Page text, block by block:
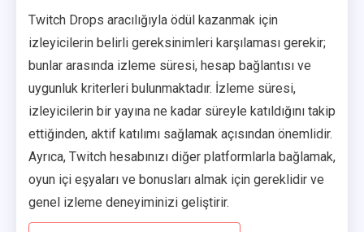
Twitch Drops aracılığıyla ödül kazanmak için
izleyicilerin belirli gereksinimleri karşılaması gerekir;
bunlar arasında izleme süresi, hesap bağlantısı ve
uygunluk kriterleri bulunmaktadır. İzleme süresi,
izleyicilerin bir yayına ne kadar süreyle katıldığını takip
ettiğinden, aktif katılımı sağlamak açısından önemlidir.
Ayrıca, Twitch hesabınızı diğer platformlarla bağlamak,
oyun içi eşyaları ve bonusları almak için gereklidir ve
genel izleme deneyiminizi geliştirir.